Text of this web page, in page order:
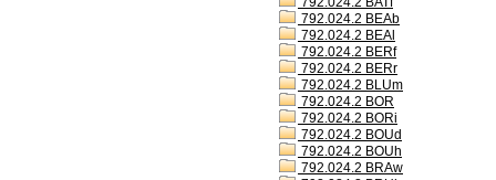
792.024.2 BEAb
792.024.2 BEAl
792.024.2 BERf
792.024.2 BERr
792.024.2 BLUm
792.024.2 BOR
792.024.2 BORi
792.024.2 BOUd
792.024.2 BOUh
792.024.2 BRAw